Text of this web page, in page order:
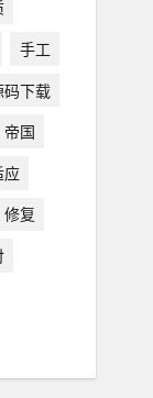
手工
码下载
帝国
应
修复